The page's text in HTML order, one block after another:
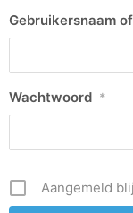
Gebruikersnaam
Wachtwoord *
Aangemeld